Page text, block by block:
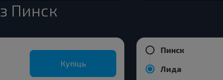
Пинск
Купіць
Пинск
Лида